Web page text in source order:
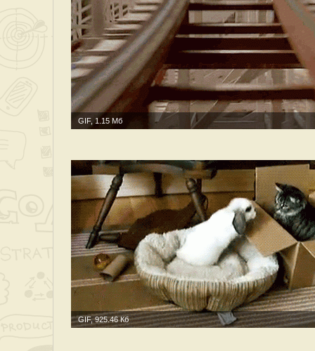
GIF, 1.15 Мб
GIF, 925.46 Кб